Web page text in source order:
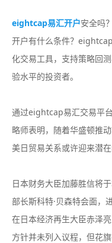
eightcap易汇开户安全吗
开户有什么条件？
化交易工具，支持策略回
验水平的投资者。
通过eightcap易汇交易平
略师表明，随着华盛顿推动
美日贸易关系或许迎来潜在
日本财务大臣加藤胜信将
部长斯科特·贝森特会面，
在日本经济再生大臣赤泽
方针并未列入议程，但花